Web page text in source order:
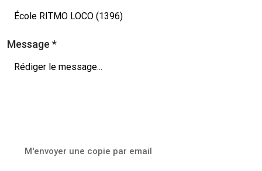
Message *
M'envoyer une copie par email